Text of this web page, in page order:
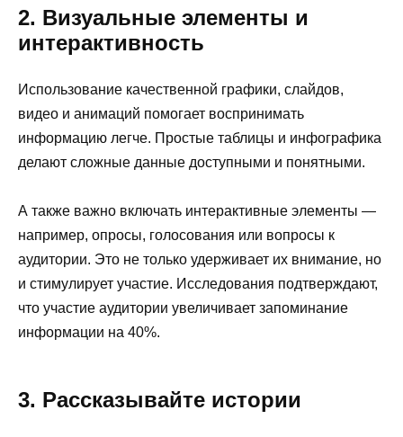
2. Визуальные элементы и
интерактивность
Использование качественной графики, слайдов,
видео и анимаций помогает воспринимать
информацию легче. Простые таблицы и инфографика
делают сложные данные доступными и понятными.
А также важно включать интерактивные элементы —
например, опросы, голосования или вопросы к
аудитории. Это не только удерживает их внимание, но
и стимулирует участие. Исследования подтверждают,
что участие аудитории увеличивает запоминание
информации на 40%.
3. Рассказывайте истории